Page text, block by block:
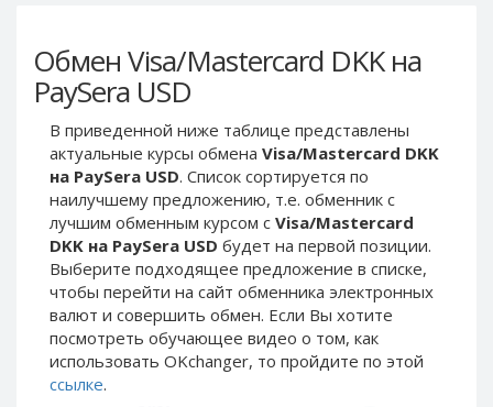
Обмен Visa/Mastercard DKK на
PaySera USD
В приведенной ниже таблице представлены
актуальные курсы обмена Visa/Mastercard DKK
на PaySera USD. Список сортируется по
наилучшему предложению, т.е. обменник с
лучшим обменным курсом с Visa/Mastercard
DKK на PaySera USD будет на первой позиции.
Выберите подходящее предложение в списке,
чтобы перейти на сайт обменника электронных
валют и совершить обмен. Если Вы хотите
посмотреть обучающее видео о том, как
использовать OKchanger, то пройдите по этой
ссылке.
Payeer Tether ERC20
(USDT)
Payeer UAH
ЮMoney RUB
ЮMoney KZT
PayPal USD
PayPal EUR
PayPal GBP
PayPal CAD
PayPal AUD
PayPal RUB
PayPal CZK
Payeer Tether ERC20
(USDT)
ЮMoney RUB
ЮMoney KZT
PayPal USD
PayPal EUR
PayPal GBP
PayPal CAD
PayPal AUD
PayPal RUB